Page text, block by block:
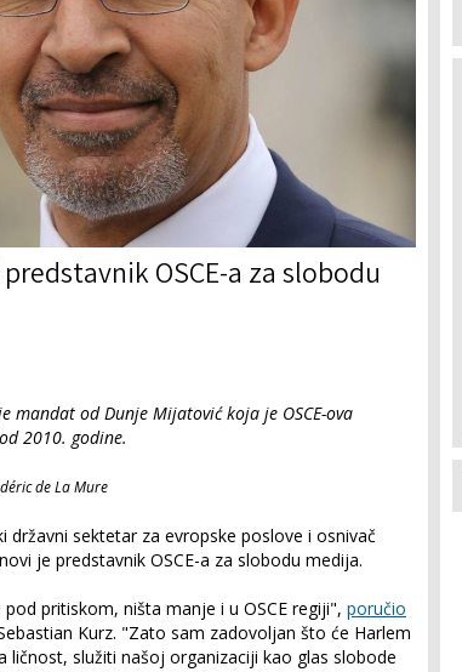
OSCE-a za slobodu
mandat od Dunje Mijatović koja je OSCE-ova
2010. godine.
de La Mure
državni sektetar za evropske poslove i osnivač
je predstavnik OSCE-a za slobodu medija.
pritiskom, ništa manje i u OSCE regiji", poručio
Kurz. "Zato sam zadovoljan što će Harlem
ličnost, služiti našoj organizaciji kao glas slobode